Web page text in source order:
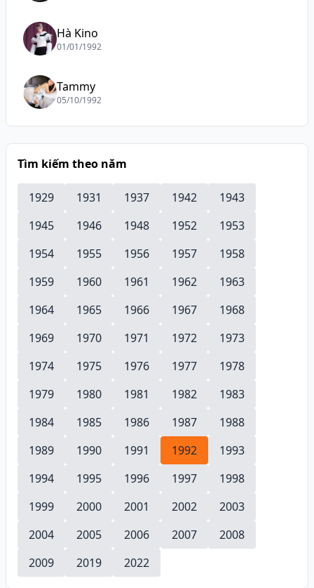
Hà Kino
01/01/1992
Tammy
05/10/1992
Tìm kiếm theo năm
1929 1931 1937 1942
1943
1945
1946 1948 1952
1953
1954
1955 1956 1957
1958
1959
1960 1961 1962
1963
1964
1965 1966 1967
1968
1969
1970 1971 1972
1973
1974
1975 1976 1977
1978
1979
1980 1981 1982
1983
1984
1985 1986 1987
1988
1989
1990 1991 1992
1993
1994
1995 1996 1997
1998
1999
2000 2001 2002
2003
2004
2005 2006 2007
2008
2009
2019 2022